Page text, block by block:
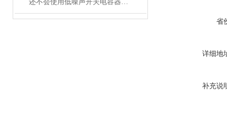
还不会使用低噪声开关电容器？进来看
省
详细地
补充说